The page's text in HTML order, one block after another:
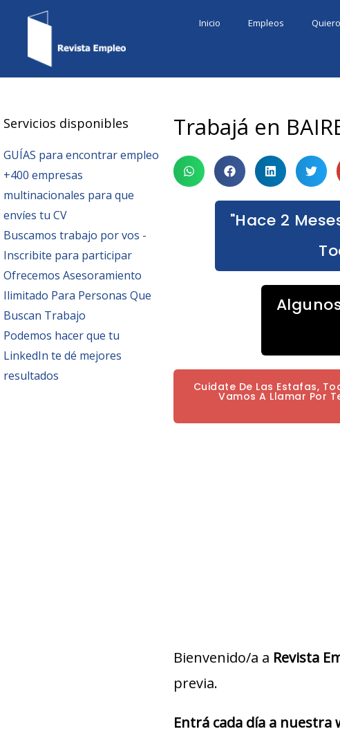
Inicio Empleos
Servicios disponibles
GUÍAS para encontrar empleo
+400 empresas
multinacionales para que
envíes tu CV
Buscamos trabajo por vos -
Inscribite para participar
Ofrecemos Asesoramiento
Ilimitado Para Personas Que
Buscan Trabajo
Podemos hacer que tu
LinkedIn te dé mejores
resultados
Trabajá en
"Hace 2
Cuidate De Las Estafas,
Vamos A Llamar Por
Bienvenido/a a Revista
previa.
Entrá cada día a nuestra